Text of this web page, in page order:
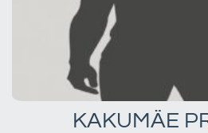
KAKUMÄE